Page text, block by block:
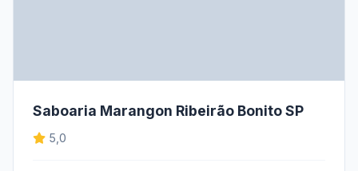
Saboaria Marangon Ribeirão Bonito SP
5,0